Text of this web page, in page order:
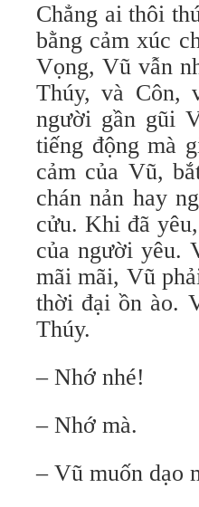
Chẳng ai thôi
bằng cảm xúc
Vọng, Vũ vẫn
Thúy, và Côn,
người gần gũi
tiếng động mà
cảm của Vũ,
chán nản hay
cửu. Khi đã
của người yêu.
mãi mãi, Vũ
thời đại ồn ào.
Thúy.
– Nhớ nhé!
– Nhớ mà.
– Vũ muốn dạo